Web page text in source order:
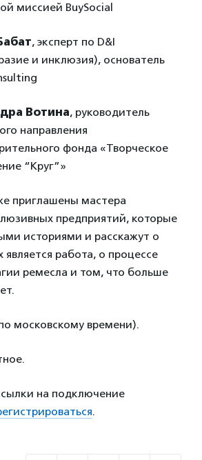
миссией BuySocial
, эксперт по D&I
и инклюзия), основатель
Вотина, руководитель
направления
фонда «Творческое
“Круг”»
приглашены мастера
предприятий, которые
историями и расскажут о
работа, о процессе
ремесла и том, что больше
московскому времени).
на подключение
.